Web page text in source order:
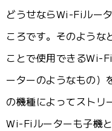
どうせならWi-Fiルー
ころです。そのような
ことで使用できるWi-
ーターのようなもの）
の機種によってストリ
Wi-Fiルーターも子機